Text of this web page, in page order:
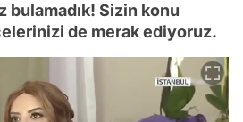
bulamadık! Sizin konu
de merak ediyoruz.